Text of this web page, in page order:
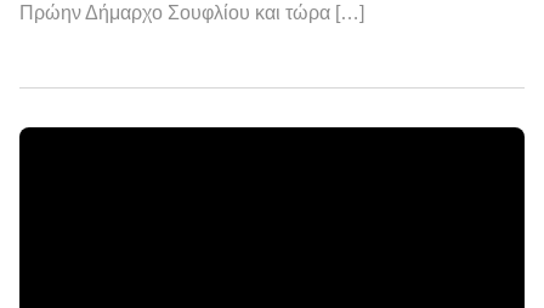
Πρώην Δήμαρχο Σουφλίου και τώρα […]